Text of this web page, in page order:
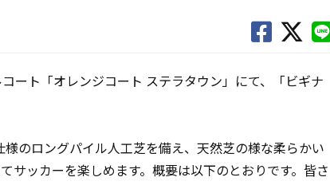
ート 「オレンジコート ステラタウン」 にて、「ビギナ
のロングパイル人工芝を備え、天然芝の様な柔らかい
サッカーを楽しめます。概要は以下のとおりです。皆さ